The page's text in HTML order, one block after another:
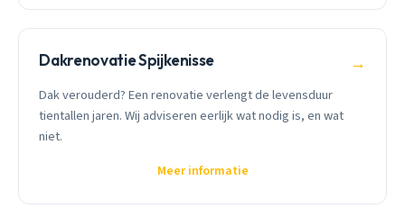
Dakrenovatie Spijkenisse →
Dak verouderd? Een renovatie verlengt de levensduur
tientallen jaren. Wij adviseren eerlijk wat nodig is, en wat
niet.
Meer informatie